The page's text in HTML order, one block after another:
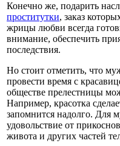
Конечно же, подарить
проститутки, заказ
жрицы любви всегда
внимание, обеспечить
последствия.
Но стоит отметить, что
провести время с
обществе прелестницы
Например, красотка
запомнится надолго. Для
удовольствие от
живота и других частей